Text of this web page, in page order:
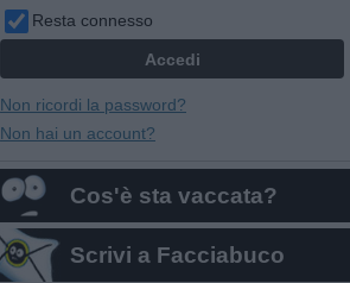
Resta connesso
Non ricordi la password?
Non hai un account?
Cos'è sta vaccata?
Scrivi a Facciabuco